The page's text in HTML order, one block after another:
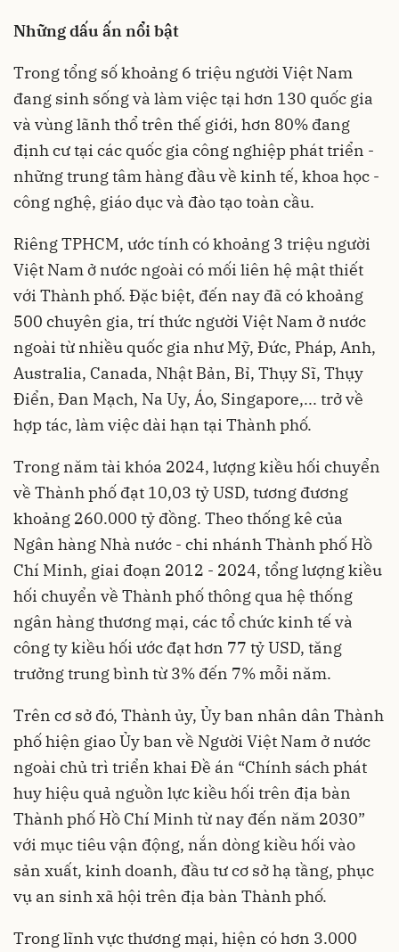
Những dấu ấn nổi bật
Trong tổng số khoảng 6 triệu người Việt Nam
đang sinh sống và làm việc tại hơn 130 quốc gia
và vùng lãnh thổ trên thế giới, hơn 80% đang
định cư tại các quốc gia công nghiệp phát triển -
những trung tâm hàng đầu về kinh tế, khoa học -
công nghệ, giáo dục và đào tạo toàn cầu.
Riêng TPHCM, ước tính có khoảng 3 triệu người
Việt Nam ở nước ngoài có mối liên hệ mật thiết
với Thành phố. Đặc biệt, đến nay đã có khoảng
500 chuyên gia, trí thức người Việt Nam ở nước
ngoài từ nhiều quốc gia như Mỹ, Đức, Pháp, Anh,
Australia, Canada, Nhật Bản, Bỉ, Thụy Sĩ, Thụy
Điển, Đan Mạch, Na Uy, Áo, Singapore,... trở về
hợp tác, làm việc dài hạn tại Thành phố.
Trong năm tài khóa 2024, lượng kiều hối chuyển
về Thành phố đạt 10,03 tỷ USD, tương đương
khoảng 260.000 tỷ đồng. Theo thống kê của
Ngân hàng Nhà nước - chi nhánh Thành phố Hồ
Chí Minh, giai đoạn 2012 - 2024, tổng lượng kiều
hối chuyển về Thành phố thông qua hệ thống
ngân hàng thương mại, các tổ chức kinh tế và
công ty kiều hối ước đạt hơn 77 tỷ USD, tăng
trưởng trung bình từ 3% đến 7% mỗi năm.
Trên cơ sở đó, Thành ủy, Ủy ban nhân dân Thành
phố hiện giao Ủy ban về Người Việt Nam ở nước
ngoài chủ trì triển khai Đề án “Chính sách phát
huy hiệu quả nguồn lực kiều hối trên địa bàn
Thành phố Hồ Chí Minh từ nay đến năm 2030”
với mục tiêu vận động, nắn dòng kiều hối vào
sản xuất, kinh doanh, đầu tư cơ sở hạ tầng, phục
vụ an sinh xã hội trên địa bàn Thành phố.
Trong lĩnh vực thương mại, hiện có hơn 3.000